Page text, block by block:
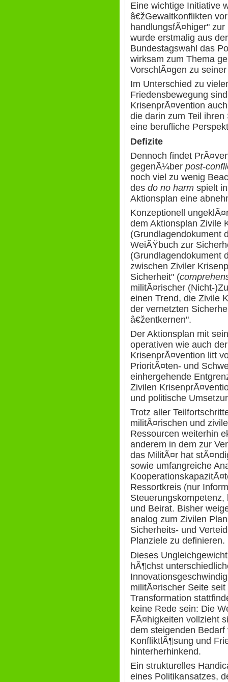
Eine wichtige Initiative
â€žGewaltkonflikten
handlungsfÃ¤higer"
wurde erstmalig aus
Bundestagswahl das
wirksam zum Thema
VorschlÃ¤gen zu
Im Unterschied zu
Friedensbewegung
KrisenprÃ¤vention
die darin zum Teil
eine berufliche
Defizite
Dennoch findet
gegenÃ¼ber post-
noch viel zu wenig
des do no harm spielt
Aktionsplan eine
Konzeptionell
dem Aktionsplan Zivile
(Grundlagendokument
WeiÃŸbuch zur
(Grundlagendokument
zwischen Ziviler
Sicherheit" (
militÃ¤rischer (Nicht-
einen Trend, die Zivile
der vernetzten
â€žentkernen".
Der Aktionsplan mit
operativen wie auch
KrisenprÃ¤vention litt
PrioritÃ¤ten- und
einhergehende
Zivilen
und politische
Trotz aller
militÃ¤rischen und
Ressourcen weiterhin
anderem in dem zur
das MilitÃ¤r hat
sowie umfangreiche
Ressortkreis (nur
und Beirat. Bisher
analog zum Zivilen
Sicherheits- und
Planziele zu definieren.
Dieses
hÃ¶chst
militÃ¤rischer Seite
Transformation
keine Rede sein: Die
FÃ¤higkeiten vollzieht
dem steigenden
KonfliktlÃ¶sung und
hinterherhinkend.
Ein strukturelles
eines Politikansatzes,